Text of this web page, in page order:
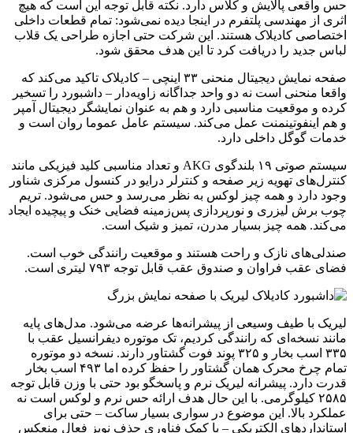
حس واقعی پالایش و کلاس دارد. نکته قابل توجه این است که هیچ
اثری از مهندسی پلتفرم در اینجا دیده نمی‌شود: تمام قطعات داخلی
اختصاصی کادیلاک هستند. این شرکت حتی اجازه طراحی یک قلاب
لباس جدید را دریافت کرد تا این هدف محقق شود.
صفحه نمایش دیجیتال منحنی ۳۳ اینچی – کادیلاک تاکید می‌کند که
واقعا منحنی است نه دو واحد جداگانه زاویه‌دار – داشبورد را تسخیر
کرده و موقعیت مناسبی دارد و هم به عنوان نمایشگر دیجیتال آمپر
و هم اینفوتینمنت عمل می‌کند. سیستم عامل عموما روان است و
خدمات گوگل داخلی دارد.
سیستم صوتی ۱۹ بلندگوی AKG و تعداد مناسبی کلید فیزیکی مانند
کنترل‌های تهویه زیر صفحه و کنترلر درایو در کنسول مرکزی شناور
وجود دارد و همه چیز لوکس به نظر می‌رسد و حس می‌شود. تریم
چوب برش لیزری و نورپردازی پس‌زمینه فضایی خنک و پیچیده ایجاد
می‌کند. همه چیز بسیار مدرن، تمیز و شیک است.
صندلی‌های نازک و راحت هستند و موقعیت رانندگی خوب است.
فضای عقب فراوان و صندوق عقب قابل توجه ۷۹۳ لیتری است.
لیریک با طیف وسیعی از پیشرانه‌ها عرضه می‌شود. مدل‌های پایه
مانند نسخه‌ای که رانندگی کردیم، تک موتوره دیفرانسیل عقب با
۳۳۵ اسب بخار و ۳۲۵ پوند فوت گشتاور دارند. نسخه دو موتوره
تمام چرخ محرک همان گشتاور را حفظ کرده اما ۴۹۳ اسب بخار
قدرت دارد. پیشرانه لیریک نرم و پاسخگو بود حتی با وزن قابل توجه
۲۵۸۵ کیلوگرمی. با این حال هدف ارائه حس نرم و لوکس است نه
عملکرد بالا. این موضوع در سواری بسیار ساکت – حتی برای
استانداردهای الکتریکی – با کمک فناوری حذف نویز فعال منعکس